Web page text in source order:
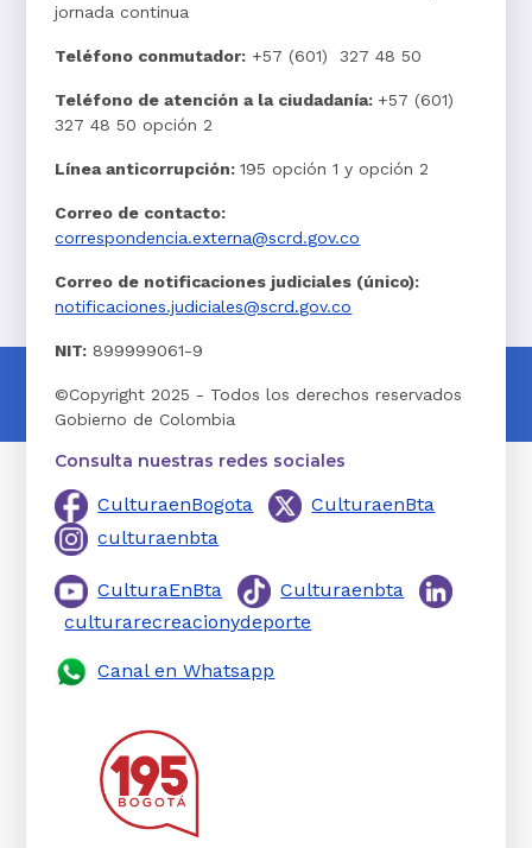
jornada continua
Teléfono conmutador: +57 (601) 327 48 50
Teléfono de atención a la ciudadanía: +57 (601)
327 48 50 opción 2
Línea anticorrupción:195 opción 1 y opción 2
Correo de contacto:
correspondencia.externa@scrd.gov.co
Correo de notificaciones judiciales (único):
notificaciones.judiciales@scrd.gov.co
NIT: 899999061-9
©Copyright 2025 - Todos los derechos reservados
Gobierno de Colombia
Consulta nuestras redes sociales
CulturaenBogota
CulturaenBta
culturaenbta
CulturaEnBta
Culturaenbta
culturarecreacionydeporte
Canal en Whatsapp